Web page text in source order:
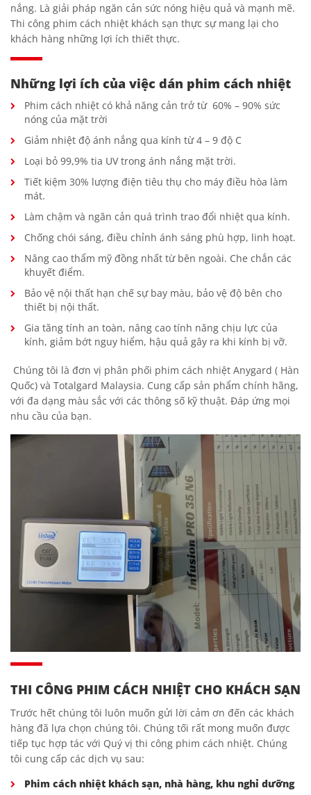
nắng. Là giải pháp ngăn cản sức nóng hiệu quả và mạnh mẽ.
Thi công phim cách nhiệt khách sạn thực sự mang lại cho
khách hàng những lợi ích thiết thực.
Những lợi ích của việc dán phim cách nhiệt
Phim cách nhiệt có khả năng cản trở từ 60% – 90% sức
nóng của mặt trời
Giảm nhiệt độ ánh nắng qua kính từ 4 – 9 độ C
Loại bỏ 99,9% tia UV trong ánh nắng mặt trời.
Tiết kiệm 30% lượng điện tiêu thụ cho máy điều hòa làm
mát.
Làm chậm và ngăn cản quá trình trao đổi nhiệt qua kính.
Chống chói sáng, điều chỉnh ánh sáng phù hợp, linh hoạt.
Nâng cao thẩm mỹ đồng nhất từ bên ngoài. Che chắn các
khuyết điểm.
Bảo vệ nội thất hạn chế sự bay màu, bảo vệ độ bên cho
thiết bị nội thất.
Gia tăng tính an toàn, nâng cao tính năng chịu lực của
kính, giảm bớt nguy hiểm, hậu quả gây ra khi kính bị vỡ.
Chúng tôi là đơn vị phân phối phim cách nhiệt Anygard ( Hàn
Quốc) và Totalgard Malaysia. Cung cấp sản phẩm chính hãng,
với đa dạng màu sắc với các thông số kỹ thuật. Đáp ứng mọi
nhu cầu của bạn.
THI CÔNG PHIM CÁCH NHIỆT CHO KHÁCH SẠN
Trước hết chúng tôi luôn muốn gửi lời cảm ơn đến các khách
hàng đã lựa chọn chúng tôi. Chúng tối rất mong muốn được
tiếp tục hợp tác với Quý vị thi công phim cách nhiệt. Chúng
tôi cung cấp các dịch vụ sau:
Phim cách nhiệt khách sạn, nhà hàng, khu nghỉ dưỡng